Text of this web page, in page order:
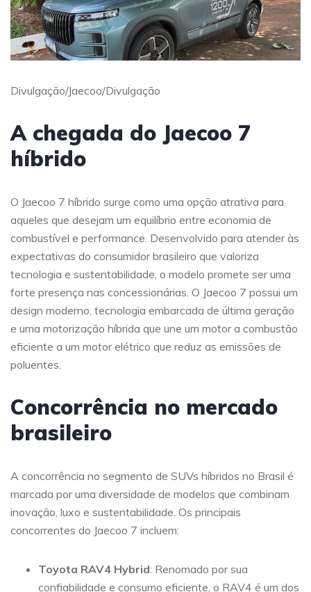
Divulgação/Jaecoo/Divulgação
A chegada do Jaecoo 7
híbrido
O Jaecoo 7 híbrido surge como uma opção atrativa para
aqueles que desejam um equilíbrio entre economia de
combustível e performance. Desenvolvido para atender às
expectativas do consumidor brasileiro que valoriza
tecnologia e sustentabilidade, o modelo promete ser uma
forte presença nas concessionárias. O Jaecoo 7 possui um
design moderno, tecnologia embarcada de última geração
e uma motorização híbrida que une um motor a combustão
eficiente a um motor elétrico que reduz as emissões de
poluentes.
Concorrência no mercado
brasileiro
A concorrência no segmento de SUVs híbridos no Brasil é
marcada por uma diversidade de modelos que combinam
inovação, luxo e sustentabilidade. Os principais
concorrentes do Jaecoo 7 incluem:
Toyota RAV4 Hybrid: Renomado por sua
confiabilidade e consumo eficiente, o RAV4 é um dos